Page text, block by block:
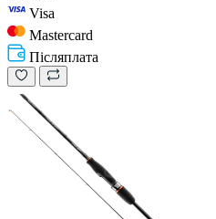
Visa
Mastercard
Післяплата